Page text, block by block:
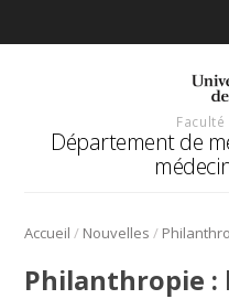
Département de
Accueil / Nouvelles /
Philanthropie :